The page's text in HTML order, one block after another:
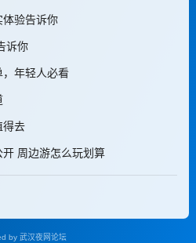
体验告诉你
诉你
年轻人必看
得去
周边游怎么玩划算
by 武汉夜网论坛